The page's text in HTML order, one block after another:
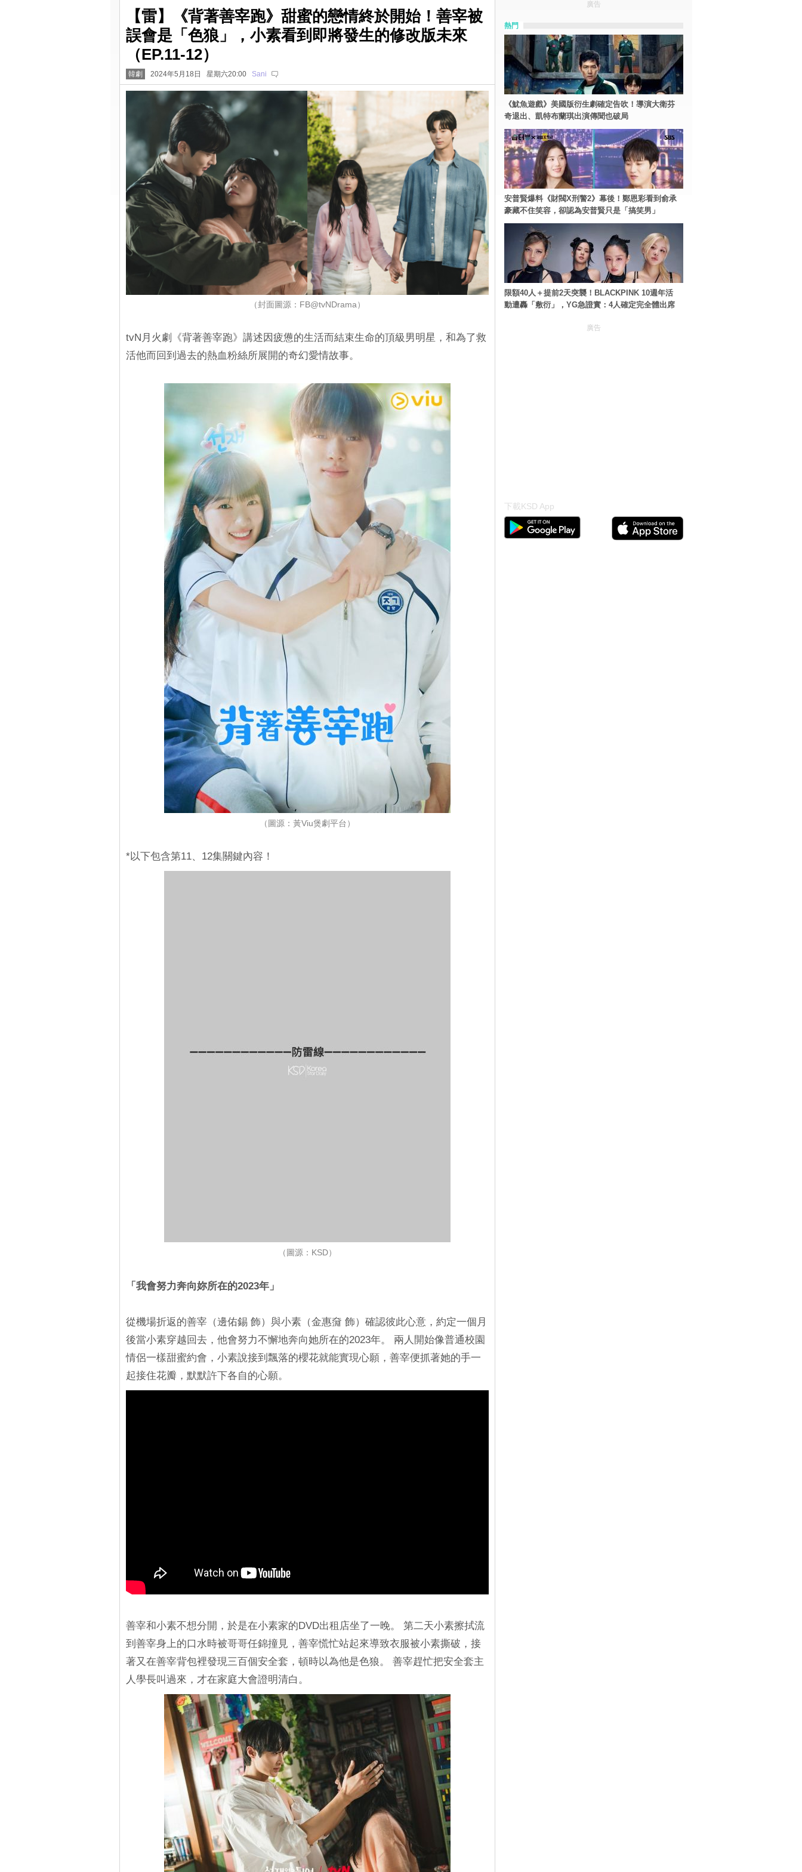
【雷】《背著善宰跑》甜蜜的戀情終於開始！善宰被
誤會是「色狼」，小素看到即將發生的修改版未來
（EP.11-12）
韓劇 2024年5月18日 星期六20:00 Sani
（封面圖源：FB@tvNDrama）
tvN月火劇《背著善宰跑》講述因疲憊的生活而結束生命的頂級男明星，和為了救
活他而回到過去的熱血粉絲所展開的奇幻愛情故事。
（圖源：黃Viu煲劇平台）
*以下包含第11、12集關鍵內容！
（圖源：KSD）
「我會努力奔向妳所在的2023年」
從機場折返的善宰（邊佑錫 飾）與小素（金惠奫 飾）確認彼此心意，約定一個月
後當小素穿越回去，他會努力不懈地奔向她所在的2023年。 兩人開始像普通校園
情侶一樣甜蜜約會，小素說接到飄落的櫻花就能實現心願，善宰便抓著她的手一
起接住花瓣，默默許下各自的心願。
善宰和小素不想分開，於是在小素家的DVD出租店坐了一晚。 第二天小素擦拭流
到善宰身上的口水時被哥哥任錦撞見，善宰慌忙站起來導致衣服被小素撕破，接
著又在善宰背包裡發現三百個安全套，頓時以為他是色狼。 善宰趕忙把安全套主
人學長叫過來，才在家庭大會證明清白。
廣告
熱門
《魷魚遊戲》美國版衍生劇確定告吹！導演大衛芬
奇退出、凱特布蘭琪出演傳聞也破局
安普賢爆料《財閥X刑警2》幕後！鄭恩彩看到俞承
豪藏不住笑容，卻認為安普賢只是「搞笑男」
限額40人＋提前2天突襲！BLACKPINK 10週年活
動遭轟「敷衍」，YG急證實：4人確定完全體出席
廣告
下載KSD App